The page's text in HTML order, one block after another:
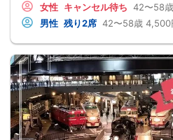
女性 キャンセル待ち 42〜58歳
男性 残り2席 42〜58歳 4,500